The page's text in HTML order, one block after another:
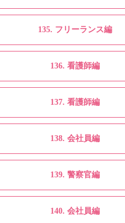
135. フリーランス編
136. 看護師編
137. 看護師編
138. 会社員編
139. 警察官編
140. 会社員編